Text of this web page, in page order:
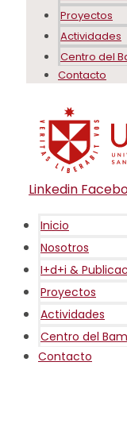
Proyectos
Actividades
Centro del
Contacto
Linkedin
Inicio
Nosotros
I+d+i &
Proyectos
Actividades
Centro del
Contacto